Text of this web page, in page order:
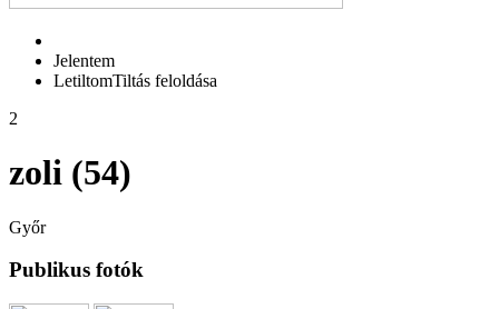
Jelentem
LetiltomTiltás feloldása
2
zoli (54)
Győr
Publikus fotók